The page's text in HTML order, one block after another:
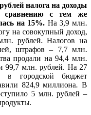
налога на доходы
сравнению с тем же
на 15%. На 3,9 млн.
на совокупный доход,
рублей. Налогов на
штрафов – 7,7 млн.
продали на 94,4 млн.
99,7 млн. рублей. На 27
в городской бюджет
824,9 миллиона. В
5 млн. рублей –